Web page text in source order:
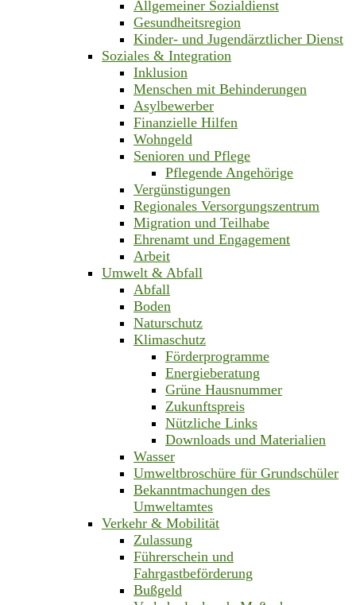
Allgemeiner Sozialdienst
Gesundheitsregion
Kinder- und Jugendärztlicher Dienst
Soziales & Integration
Inklusion
Menschen mit Behinderungen
Asylbewerber
Finanzielle Hilfen
Wohngeld
Senioren und Pflege
Pflegende Angehörige
Vergünstigungen
Regionales Versorgungszentrum
Migration und Teilhabe
Ehrenamt und Engagement
Arbeit
Umwelt & Abfall
Abfall
Boden
Naturschutz
Klimaschutz
Förderprogramme
Energieberatung
Grüne Hausnummer
Zukunftspreis
Nützliche Links
Downloads und Materialien
Wasser
Umweltbroschüre für Grundschüler
Bekanntmachungen des
Umweltamtes
Verkehr & Mobilität
Zulassung
Führerschein und
Fahrgastbeförderung
Bußgeld